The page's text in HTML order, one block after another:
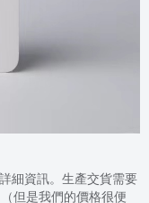
細資訊。生產交貨需要
但是我們的價格很便